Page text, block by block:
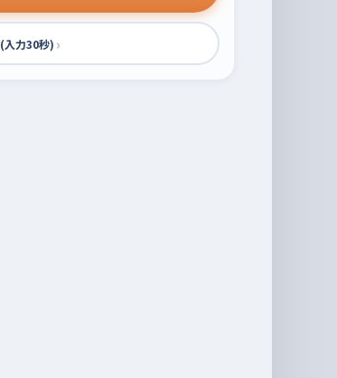
(入力30秒) ›